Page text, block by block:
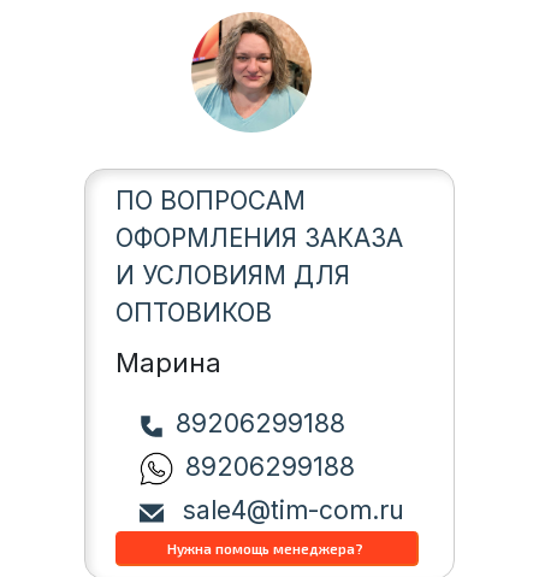
ПО ВОПРОСАМ
ОФОРМЛЕНИЯ ЗАКАЗА
И УСЛОВИЯМ ДЛЯ
ОПТОВИКОВ
Марина
89206299188
89206299188
sale4@tim-com.ru